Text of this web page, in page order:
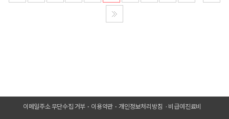
이메일주소 무단수집 거부 이용약관 개인정보처리방침 비급여진료비